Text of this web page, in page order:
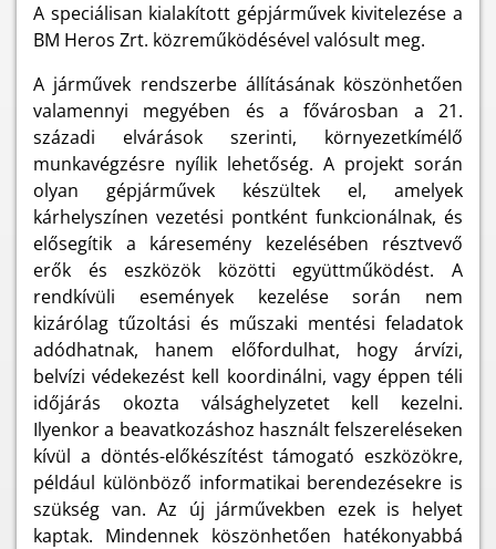
A speciálisan kialakított gépjárművek kivitelezése a
BM Heros Zrt. közreműködésével valósult meg.
A járművek rendszerbe állításának köszönhetően
valamennyi megyében és a fővárosban a 21.
századi elvárások szerinti, környezetkímélő
munkavégzésre nyílik lehetőség. A projekt során
olyan gépjárművek készültek el, amelyek
kárhelyszínen vezetési pontként funkcionálnak, és
elősegítik a káresemény kezelésében résztvevő
erők és eszközök közötti együttműködést. A
rendkívüli események kezelése során nem
kizárólag tűzoltási és műszaki mentési feladatok
adódhatnak, hanem előfordulhat, hogy árvízi,
belvízi védekezést kell koordinálni, vagy éppen téli
időjárás okozta válsághelyzetet kell kezelni.
Ilyenkor a beavatkozáshoz használt felszereléseken
kívül a döntés-előkészítést támogató eszközökre,
például különböző informatikai berendezésekre is
szükség van. Az új járművekben ezek is helyet
kaptak. Mindennek köszönhetően hatékonyabbá